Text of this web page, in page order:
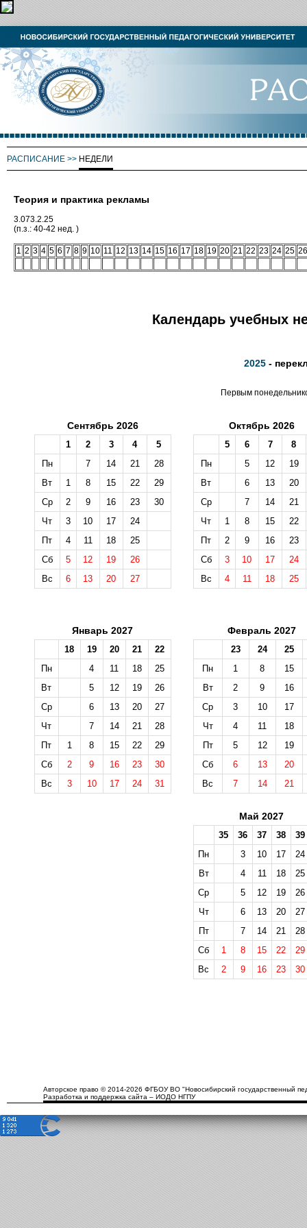
РАСПИСАНИЕ >> НЕДЕЛИ
Теория и практика рекламы
3.073.2.25
(п.з.: 40-42 нед. )
1 2 3 4 5 6 7 8 9 10 11 12 13 14 15 16 17 18 19 20 21 22 23 24 25 26
Календарь учебных
2025 -
Первым
Сентябрь 2026
1 2 3 4
5
Пн
7 14 21
28
Вт
1 8 15 22
29
Ср
2 9 16 23
30
Чт
3 10 17
24
Пт
4 11 18
25
Сб
5 12 19
26
Вс
6 13 20 27
Октябрь 2026
5 6 7
8
Пн
5 12
19
Вт
6 13
20
Ср
7 14
21
Чт
1 8 15
22
Пт
2 9 16
23
Сб
3 10 17
24
Вс
4 11 18 25
Январь 2027
18 19 20 21
22
Пн
4 11 18
25
Вт
5 12 19
26
Ср
6 13 20
27
Чт
7 14 21
28
Пт
1 8 15 22
29
Сб
2 9 16 23
30
Вс
3 10 17 24 31
Февраль 2027
23 24
25
Пн
1 8
15
Вт
2 9
16
Ср
3 10
17
Чт
4 11
18
Пт
5 12
19
Сб
6 13
20
Вс
7 14 21
Май 2027
35 36 37 38
39
Пн
3 10 17
24
Вт
4 11 18
25
Ср
5 12 19
26
Чт
6 13 20
27
Пт
7 14 21
28
Сб
1 8 15 22
29
Вс
2 9 16 23 30
Авторское право © 2014-2026 ФГБОУ ВО "Новосибирский государственный
Разработка и поддержка сайта – ИОДО НГПУ